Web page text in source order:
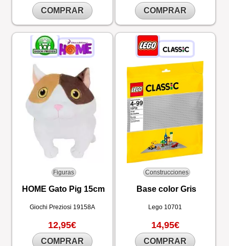
COMPRAR COMPRAR
Figuras
HOME Gato Pig 15cm
Giochi Preziosi 19158A
12,95€
COMPRAR
Construcciones
Base color Gris
Lego 10701
14,95€
COMPRAR